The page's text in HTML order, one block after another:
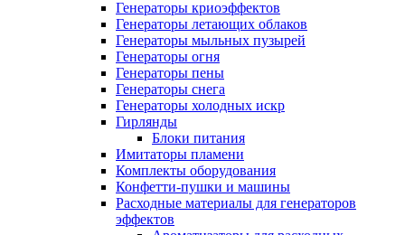
Генераторы криоэффектов
Генераторы летающих облаков
Генераторы мыльных пузырей
Генераторы огня
Генераторы пены
Генераторы снега
Генераторы холодных искр
Гирлянды
Блоки питания
Имитаторы пламени
Комплекты оборудования
Конфетти-пушки и машины
Расходные материалы для генераторов
эффектов